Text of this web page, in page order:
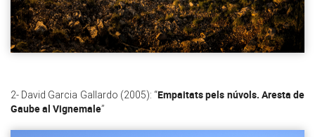
2- David Garcia Gallardo (2005): “Empaitats pels núvols. Aresta de
Gaube al Vignemale”